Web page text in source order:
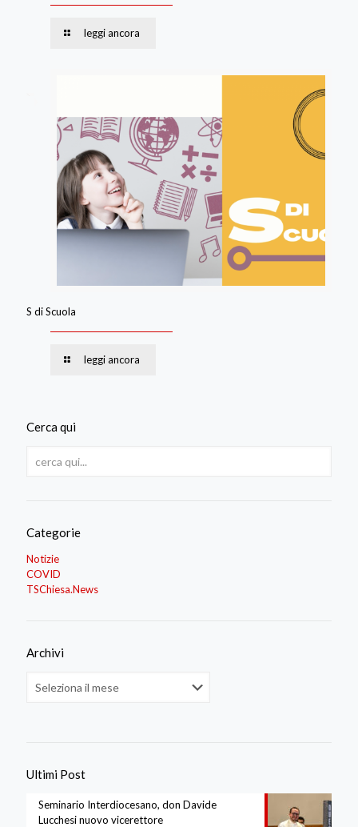
leggi ancora
S di Scuola
leggi ancora
Cerca qui
Categorie
Notizie
COVID
TSChiesa.News
Archivi
Ultimi Post
Seminario Interdiocesano, don Davide
Lucchesi nuovo vicerettore